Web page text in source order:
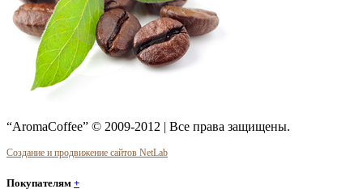
“AromaCoffee” © 2009-2012 | Все права защищены.
Создание и продвижение сайтов NetLab
Покупателям +